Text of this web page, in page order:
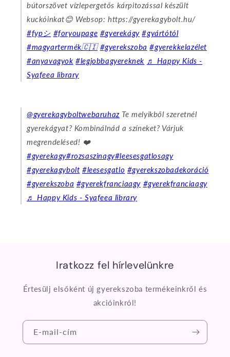
bútorszövet vízlepergetős kárpitozással készült
kuckóinkat😊 Websop: https://gyerekagybolt.hu/
#fypシ #foryoupage #gyerekágy #gyártótól
#magyartermék🇨🇮 #gyerekszoba #gyerekkelazélet
#anyavagyok #legjobbagyereknek ♬ Happy Kids -
Syafeea library
@gyerekagyboltwebaruhazTe melyikből szeretnél
gyerekágyat? Kombinálnád a színeket? Várjuk
megrendelésed! ❤️
#gyerekagy#rozsaszinagy#leesesgatlosagy
#gyerekagybolt #leesesgatlo #gyerekszobadekoráció
#gyerekszoba #gyerekfranciaagy #gyerekfranciaagy
♬ Happy Kids - Syafeea library
Iratkozz fel hírlevelünkre
Értesülj elsőként új gyerekszoba termékeinkről és
akcióinkról!
E-mail-cím